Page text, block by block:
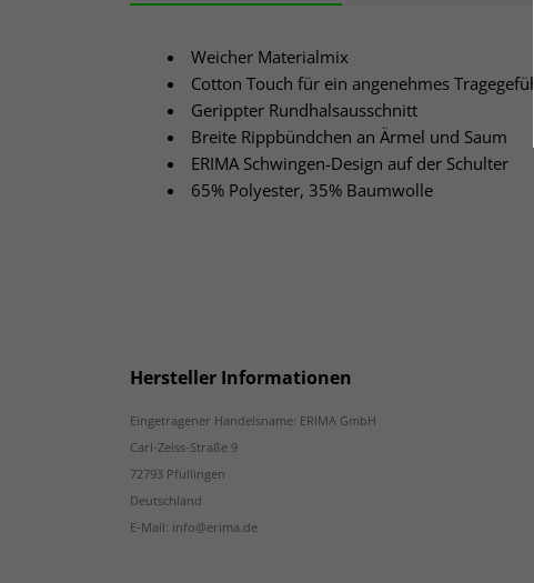
Weicher Materialmix
Cotton Touch für ein angenehmes Tragegefühl
Gerippter Rundhalsausschnitt
Breite Rippbündchen an Ärmel und Saum
ERIMA Schwingen-Design auf der Schulter
65% Polyester, 35% Baumwolle
Hersteller Informationen
Eingetragener Handelsname: ERIMA GmbH
Carl-Zeiss-Straße 9
72793 Pfullingen
Deutschland
E-Mail: info@erima.de